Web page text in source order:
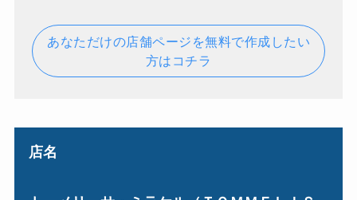
あなただけの店舗ページを無料で作成したい
方はコチラ
店名